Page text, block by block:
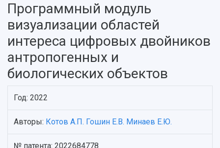
Об университете
Новости
Образование
Научно-исследовательская деятельность
Программный модуль
визуализации областей
интереса цифровых двойников
антропогенных и
биологических объектов
Год: 2022
Авторы: Котов А.П. Гошин Е.В. Минаев Е.Ю.
№ патента: 2022684778